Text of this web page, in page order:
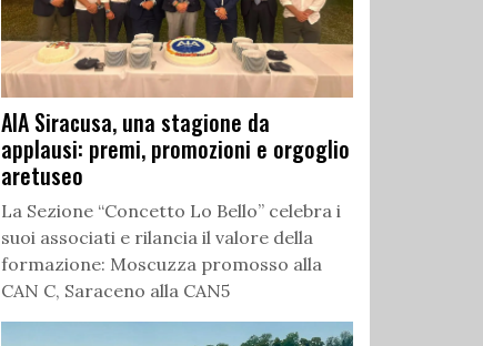
AIA Siracusa, una stagione da
applausi: premi, promozioni e orgoglio
aretuseo
La Sezione “Concetto Lo Bello” celebra i
suoi associati e rilancia il valore della
formazione: Moscuzza promosso alla
CAN C, Saraceno alla CAN5